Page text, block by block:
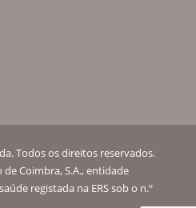
Todos os direitos reservados.
de Coimbra, S.A., entidade
registada na ERS sob o n.º